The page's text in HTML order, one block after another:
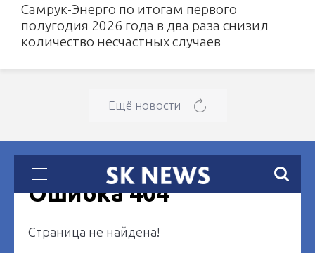
Самрук-Энерго по итогам первого
полугодия 2026 года в два раза снизил
количество несчастных случаев
Ещё новости